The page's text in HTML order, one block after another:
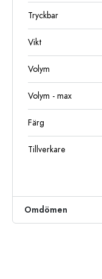
Tryckbar
Vikt
Volym
Volym - max
Färg
Tillverkare
Omdömen